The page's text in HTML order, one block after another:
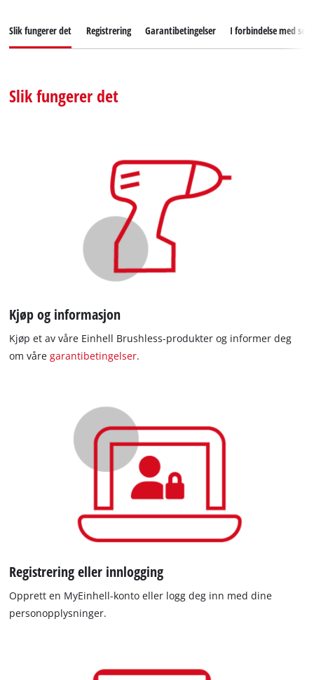
Slik fungerer det Registrering Garantibetingelser I forbindelse med
Slik fungerer det
Kjøp og informasjon
Kjøp et av våre Einhell Brushless-produkter og informer deg
om våregarantibetingelser.
Registrering eller innlogging
Opprett en MyEinhell-konto eller logg deg inn med dine
personopplysninger.